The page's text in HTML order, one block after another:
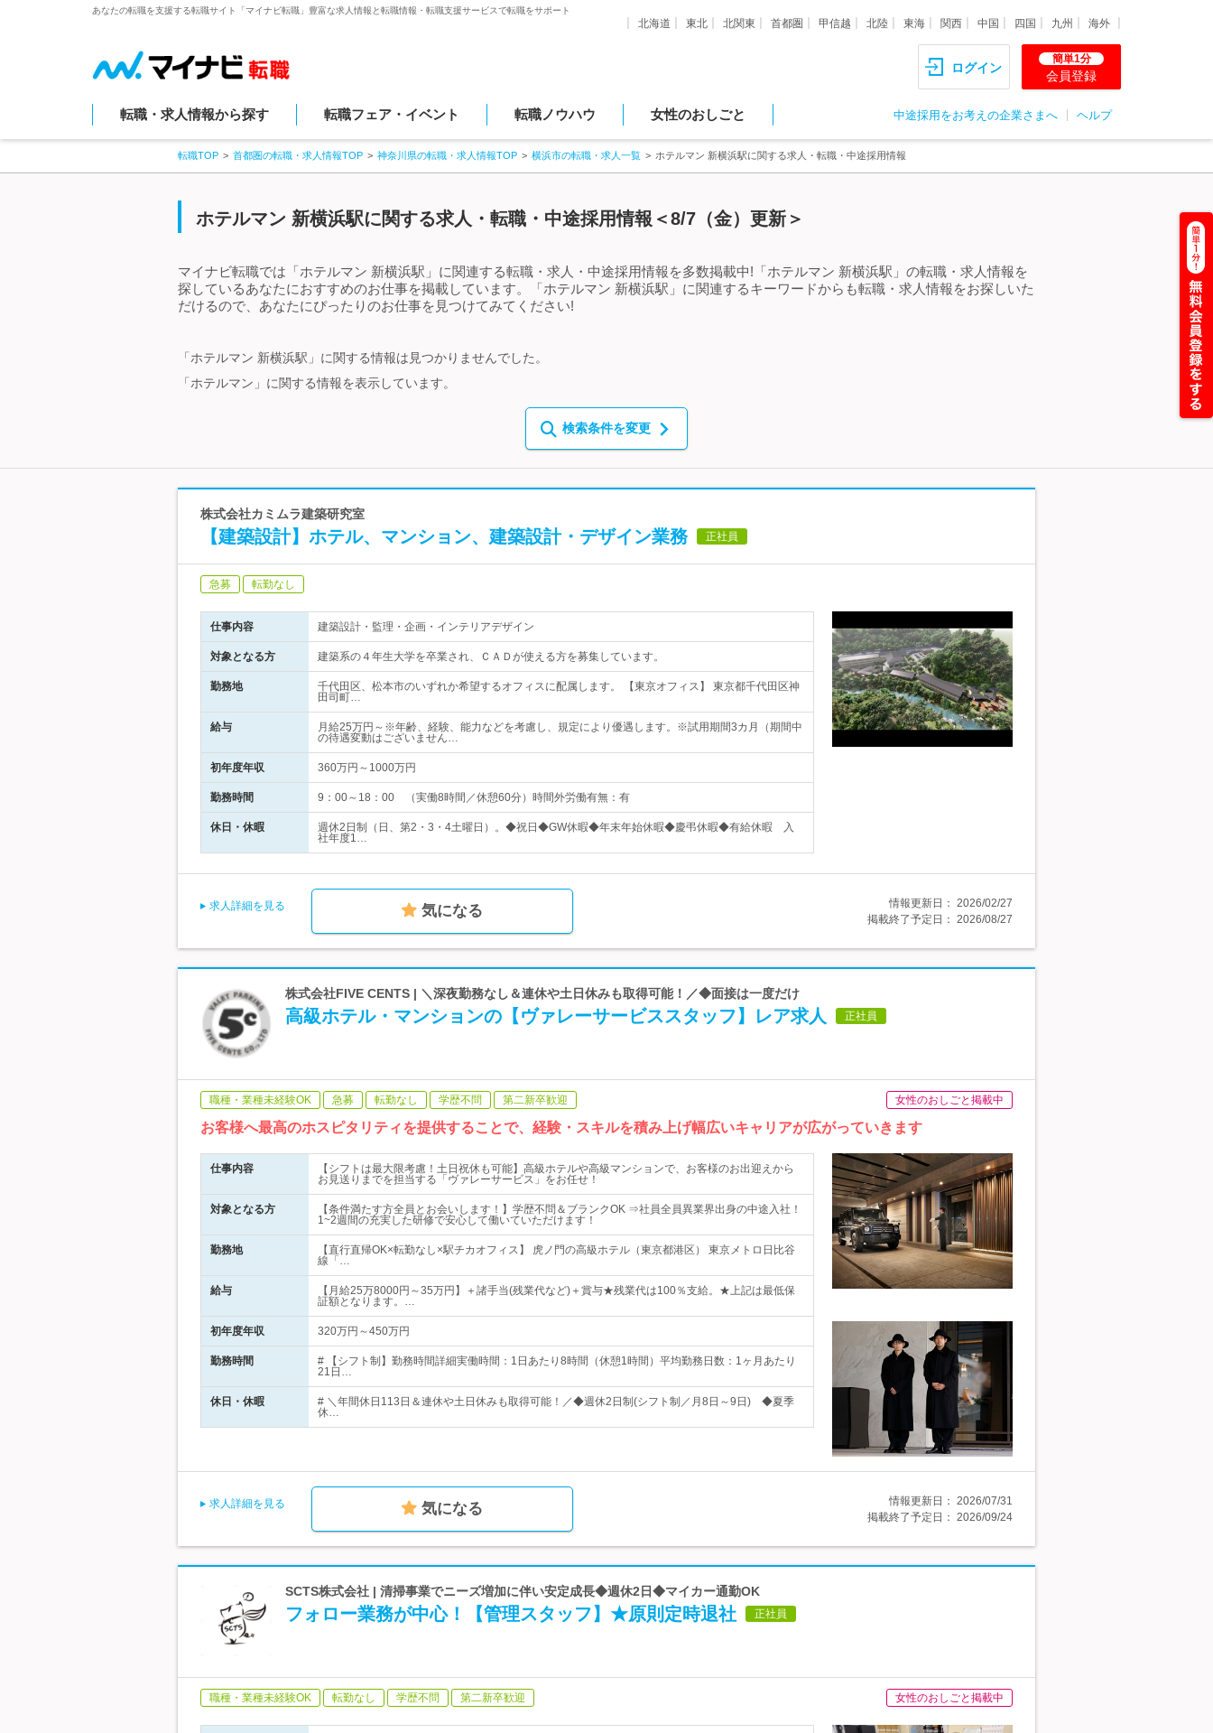
あなたの転職を支援する転職サイト「マイナビ転職」豊富な求人情報と転職情報・転職支援サービスで転職をサポート
北海道 東北 北関東 首都圏 甲信越 北陸 東海 関西 中国 四国 九州 海外
ログイン
簡単1分
会員登録
転職・求人情報から探す 転職フェア・イベント 転職ノウハウ 女性のおしごと 中途採用をお考えの企業さまへ ヘルプ
転職TOP 首都圏の転職・求人情報TOP 神奈川県の転職・求人情報TOP 横浜市の転職・求人一覧 ホテルマン 新横浜駅に関する求人・転職・中途採用情報
ホテルマン 新横浜駅に関する求人・転職・中途採用情報＜8/7（金）更新＞
マイナビ転職では「ホテルマン 新横浜駅」に関連する転職・求人・中途採用情報を多数掲載中!「ホテルマン 新横浜駅」の転職・求人情報を
探しているあなたにおすすめのお仕事を掲載しています。「ホテルマン 新横浜駅」に関連するキーワードからも転職・求人情報をお探しいた
だけるので、あなたにぴったりのお仕事を見つけてみてください!
「ホテルマン 新横浜駅」に関する情報は見つかりませんでした。
「ホテルマン」に関する情報を表示しています。
検索条件を変更
株式会社カミムラ建築研究室
【建築設計】ホテル、マンション、建築設計・デザイン業務 正社員
急募 転勤なし
仕事内容 建築設計・監理・企画・インテリアデザイン
対象となる方 建築系の４年生大学を卒業され、ＣＡＤが使える方を募集しています。
勤務地
千代田区、松本市のいずれか希望するオフィスに配属します。 【東京オフィス】 東京都千代田区神
田司町…
給与
月給25万円～※年齢、経験、能力などを考慮し、規定により優遇します。※試用期間3カ月（期間中
の待遇変動はございません…
初年度年収 360万円～1000万円
勤務時間 9：00～18：00 （実働8時間／休憩60分）時間外労働有無：有
休日・休暇
週休2日制（日、第2・3・4土曜日）。◆祝日◆GW休暇◆年末年始休暇◆慶弔休暇◆有給休暇 入
社年度1…
求人詳細を見る 気になる 情報更新日： 2026/02/27
掲載終了予定日： 2026/08/27
株式会社FIVE CENTS | ＼深夜勤務なし＆連休や土日休みも取得可能！／◆面接は一度だけ
高級ホテル・マンションの【ヴァレーサービススタッフ】レア求人 正社員
職種・業種未経験OK 急募 転勤なし 学歴不問 第二新卒歓迎 女性のおしごと掲載中
お客様へ最高のホスピタリティを提供することで、経験・スキルを積み上げ幅広いキャリアが広がっていきます
仕事内容
【シフトは最大限考慮！土日祝休も可能】高級ホテルや高級マンションで、お客様のお出迎えから
お見送りまでを担当する「ヴァレーサービス」をお任せ！
対象となる方
【条件満たす方全員とお会いします！】学歴不問＆ブランクOK ⇒社員全員異業界出身の中途入社！
1~2週間の充実した研修で安心して働いていただけます！
勤務地
【直行直帰OK×転勤なし×駅チカオフィス】 虎ノ門の高級ホテル（東京都港区） 東京メトロ日比谷
線「…
給与
【月給25万8000円～35万円】＋諸手当(残業代など)＋賞与★残業代は100％支給。★上記は最低保
証額となります。…
初年度年収 320万円～450万円
勤務時間
# 【シフト制】勤務時間詳細実働時間：1日あたり8時間（休憩1時間）平均勤務日数：1ヶ月あたり
21日…
休日・休暇
# ＼年間休日113日＆連休や土日休みも取得可能！／◆週休2日制(シフト制／月8日～9日) ◆夏季
休…
求人詳細を見る 気になる 情報更新日： 2026/07/31
掲載終了予定日： 2026/09/24
SCTS株式会社 | 清掃事業でニーズ増加に伴い安定成長◆週休2日◆マイカー通勤OK
フォロー業務が中心！【管理スタッフ】★原則定時退社 正社員
職種・業種未経験OK 転勤なし 学歴不問 第二新卒歓迎 女性のおしごと掲載中